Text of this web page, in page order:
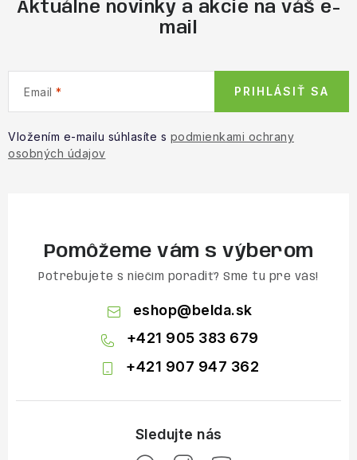
Aktuálne novinky a akcie na váš e-
mail
Email
Vložením e-mailu súhlasíte s podmienkami ochrany
osobných údajov
PRIHLÁSIŤ SA
Pomôžeme vám s výberom
Potrebujete s niečím poradiť? Sme tu pre vás!
eshop@belda.sk
+421 905 383 679
+421 907 947 362